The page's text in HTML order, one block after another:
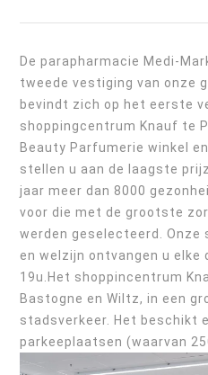
De parapharmacie Medi-
tweede vestiging van onze
bevindt zich op het eerste
shoppingcentrum Knauf te
Beauty Parfumerie winkel
stellen u aan de laagste
jaar meer dan 8000
voor die met de grootste
werden geselecteerd. Onze
en welzijn ontvangen u elke
19u.Het shoppincentrum
Bastogne en Wiltz, in een
stadsverkeer. Het beschikt
parkeeplaatsen (waarvan